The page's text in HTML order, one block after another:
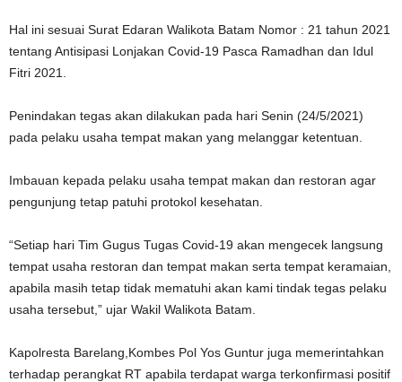
Hal ini sesuai Surat Edaran Walikota Batam Nomor : 21 tahun 2021
tentang Antisipasi Lonjakan Covid-19 Pasca Ramadhan dan Idul
Fitri 2021.
Penindakan tegas akan dilakukan pada hari Senin (24/5/2021)
pada pelaku usaha tempat makan yang melanggar ketentuan.
Imbauan kepada pelaku usaha tempat makan dan restoran agar
pengunjung tetap patuhi protokol kesehatan.
“Setiap hari Tim Gugus Tugas Covid-19 akan mengecek langsung
tempat usaha restoran dan tempat makan serta tempat keramaian,
apabila masih tetap tidak mematuhi akan kami tindak tegas pelaku
usaha tersebut,” ujar Wakil Walikota Batam.
Kapolresta Barelang,Kombes Pol Yos Guntur juga memerintahkan
terhadap perangkat RT apabila terdapat warga terkonfirmasi positif